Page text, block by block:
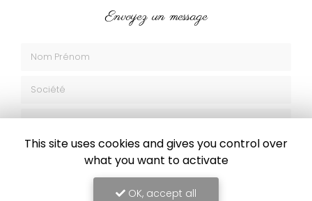
Envoyez un message
Téléphone
This site uses cookies and gives you control over
what you want to activate
OK, accept all